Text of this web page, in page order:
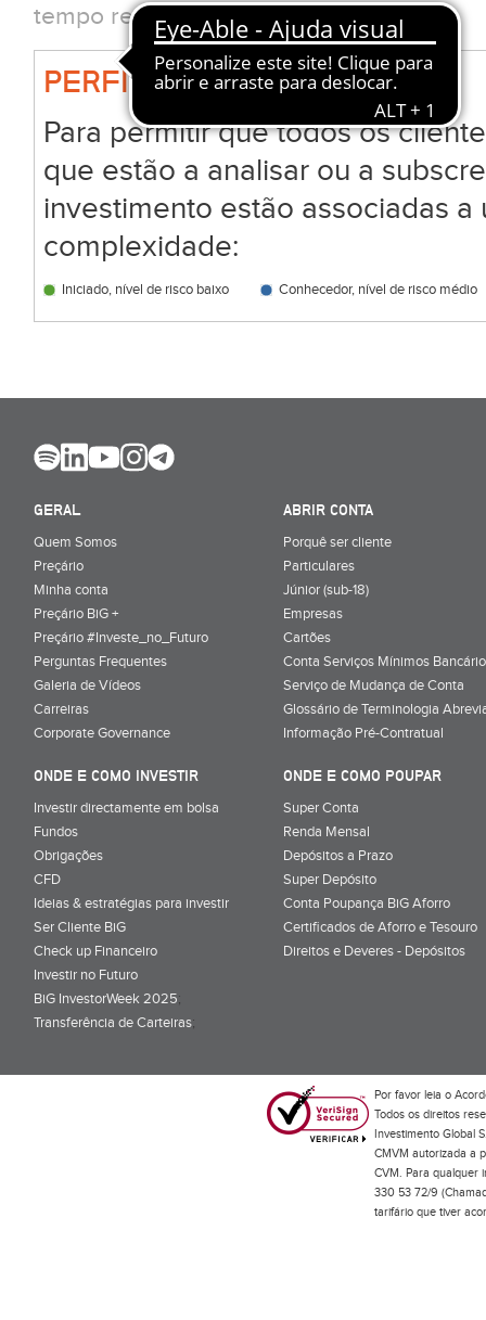
tempo real clique em CTR
PERFIL BIG
Para permitir que todos os
que estão a analisar ou a
investimento estão associadas
complexidade:
Iniciado, nível de risco baixo Conhecedor, nível de risco médio
GERAL
Quem Somos
Preçário
Minha conta
Preçário BiG +
Preçário #Investe_no_Futuro
Perguntas Frequentes
Galeria de Vídeos
Carreiras
Corporate Governance
ABRIR CONTA
Porquê ser cliente
Particulares
Júnior (sub-18)
Empresas
Cartões
Conta Serviços Mínimos
Serviço de Mudança de Conta
Glossário de Terminologia
Informação Pré-Contratual
ONDE E COMO INVESTIR
Investir directamente em bolsa
Fundos
Obrigações
CFD
Ideias & estratégias para investir
Ser Cliente BiG
Check up Financeiro
Investir no Futuro
BiG InvestorWeek 2025;
Transferência de Carteiras;
ONDE E COMO POUPAR
Super Conta
Renda Mensal
Depósitos a Prazo
Super Depósito
Conta Poupança BiG Aforro
Certificados de Aforro e Tesouro
Direitos e Deveres - Depósitos
Por favor leia o
Todos os direitos
Investimento Global
CMVM autorizada a
CVM. Para qualquer
330 53 72/9
tarifário que tiver